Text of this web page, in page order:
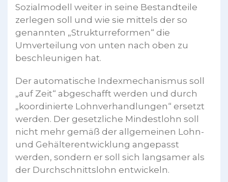
Sozialmodell weiter in seine Bestandteile
zerlegen soll und wie sie mittels der so
genannten „Strukturreformen“ die
Umverteilung von unten nach oben zu
beschleunigen hat.
Der automatische Indexmechanismus soll
„auf Zeit“ abgeschafft werden und durch
„koordinierte Lohnverhandlungen“ ersetzt
werden. Der gesetzliche Mindestlohn soll
nicht mehr gemäß der allgemeinen Lohn-
und Gehälterentwicklung angepasst
werden, sondern er soll sich langsamer als
der Durchschnittslohn entwickeln.